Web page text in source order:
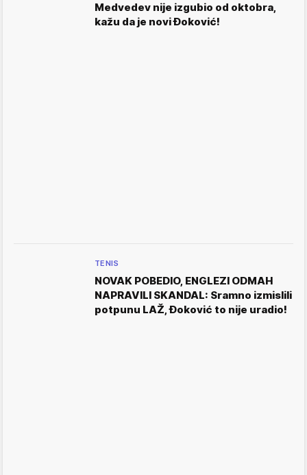
Medvedev nije izgubio od oktobra,
kažu da je novi Đoković!
TENIS
NOVAK POBEDIO, ENGLEZI ODMAH
NAPRAVILI SKANDAL: Sramno izmislili
potpunu LAŽ, Đoković to nije uradio!